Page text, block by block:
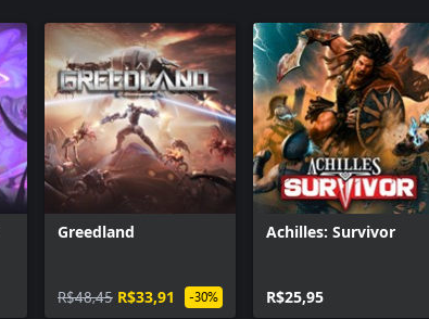
Greedland
R$48,45 R$33,91 -30%
Achilles: Survivor
R$25,95